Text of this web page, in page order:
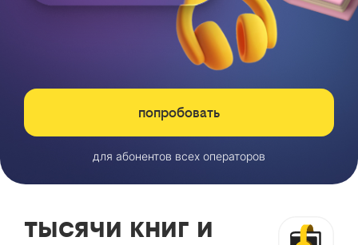
попробовать
для абонентов всех операторов
тысячи книг и